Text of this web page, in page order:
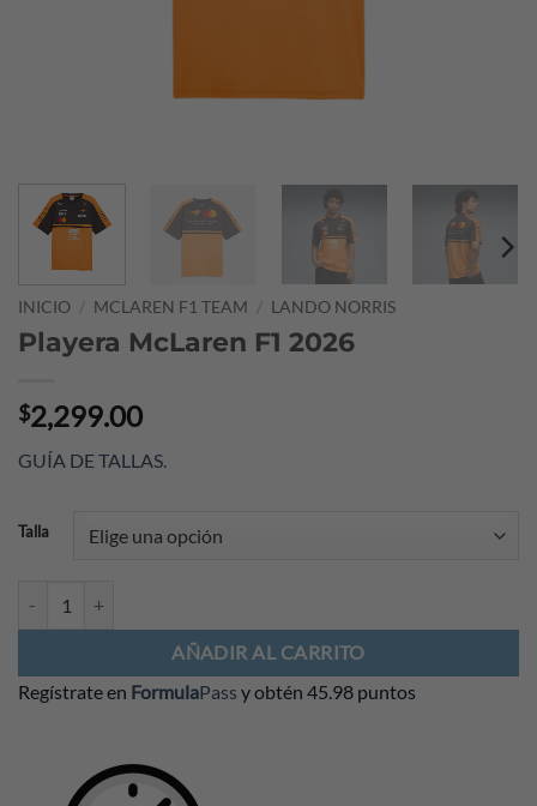
INICIO / MCLAREN F1 TEAM / LANDO NORRIS
Playera McLaren F1 2026
$2,299.00
GUÍA DE TALLAS
Talla
AÑADIR AL CARRITO
Regístrate en FormulaPass y obtén 45.98 puntos